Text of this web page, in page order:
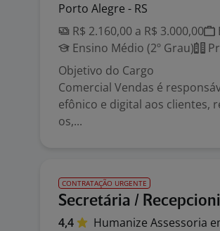
Porto Alegre - RS
R$ 2.160,00 a R$ 3.000,00
Ensino Médio (2º Grau)
Objetivo do Cargo
Comercial Vendas é
efônico e digital aos clientes,
os,...
CONTRATAÇÃO URGENTE
Secretária /
4,4 Humanize Assessoria